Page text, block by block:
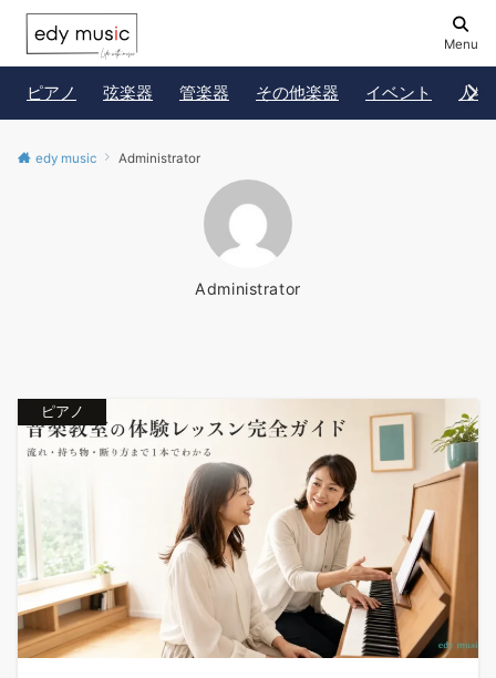
Menu
ピアノ 弦楽器 管楽器 その他楽器 イベント 人物
edy music Administrator
Administrator
ピアノ